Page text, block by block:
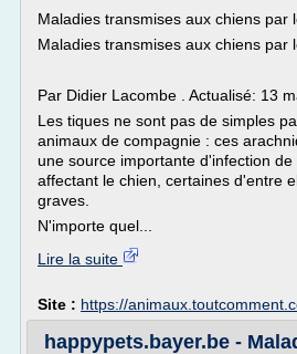
Maladies transmises aux chiens par
Maladies transmises aux chiens par
Par Didier Lacombe . Actualisé: 13
Les tiques ne sont pas de simples
animaux de compagnie : ces
une source importante d'infection
affectant le chien, certaines d'entre
graves.
N'importe quel...
Lire la suite
Site : https://
happypets.bayer.be -